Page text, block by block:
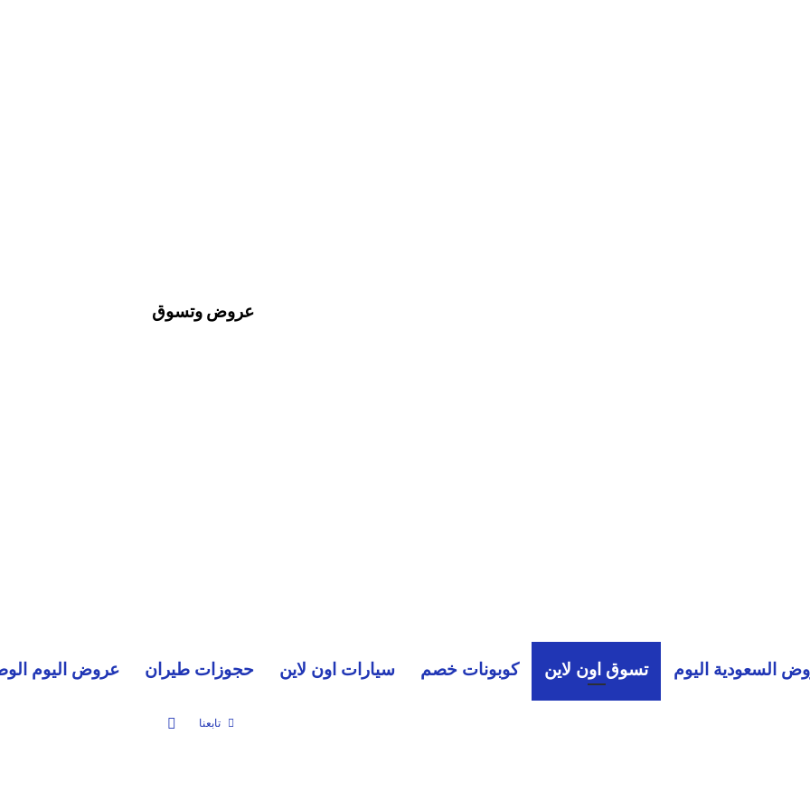
عروض وتسوق
السعودية اليوم تسوق اون لاين كوبونات خصم سيارات اون لاين حجوزات طيران عروض اليوم
تابعنا